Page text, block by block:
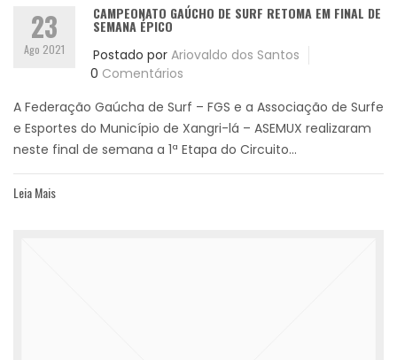
23
Ago 2021
CAMPEONATO GAÚCHO DE SURF RETOMA EM FINAL DE
SEMANA ÉPICO
Postado por Ariovaldo dos Santos
0 Comentários
A Federação Gaúcha de Surf – FGS e a Associação de Surfe
e Esportes do Município de Xangri-lá – ASEMUX realizaram
neste final de semana a 1ª Etapa do Circuito...
Leia Mais